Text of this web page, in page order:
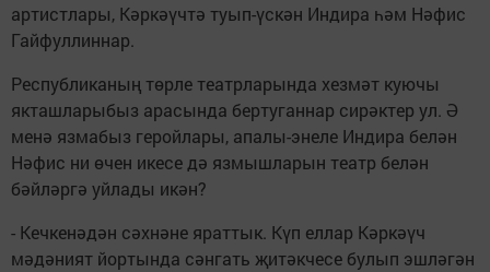
артистлары, Кәркәүчтә туып-үскән Индира һәм Нәфис
Гайфуллиннар.
Республиканың төрле театрларында хезмәт куючы
якташларыбыз арасында бертуганнар сирәктер ул. Ә
менә язмабыз геройлары, апалы-энеле Индира белән
Нәфис ни өчен икесе дә язмышларын театр белән
бәйләргә уйлады икән?
- Кечкенәдән сәхнәне яраттык. Күп еллар Кәркәүч
мәдәният йортында сәнгать җитәкчесе булып эшләгән